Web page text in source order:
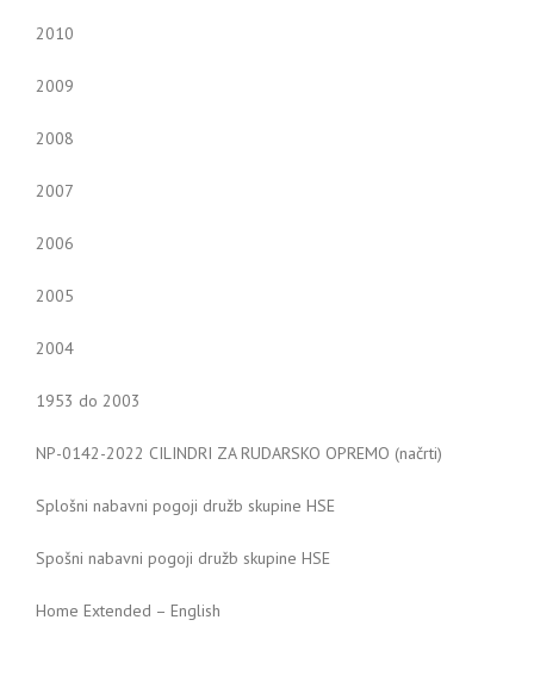
2010
2009
2008
2007
2006
2005
2004
1953 do 2003
NP-0142-2022 CILINDRI ZA RUDARSKO OPREMO (načrti)
Splošni nabavni pogoji družb skupine HSE
Spošni nabavni pogoji družb skupine HSE
Home Extended – English